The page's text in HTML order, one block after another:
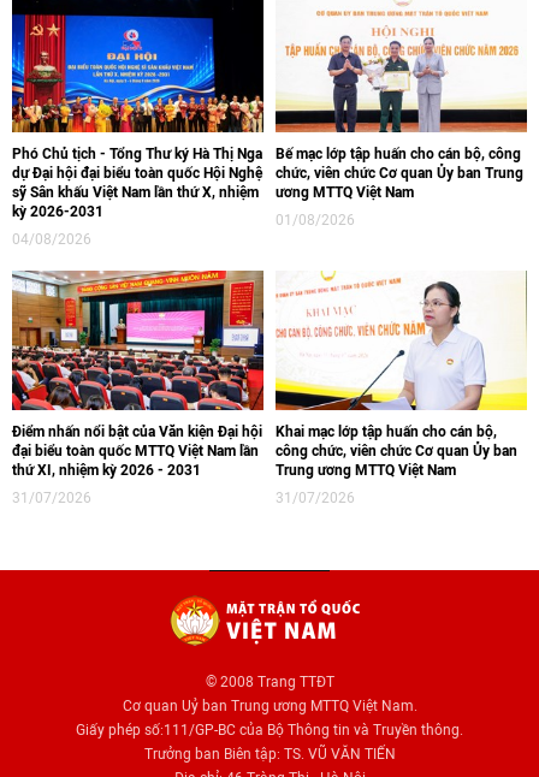
Phó Chủ tịch - Tổng Thư ký Hà Thị Nga
dự Đại hội đại biểu toàn quốc Hội Nghệ
sỹ Sân khấu Việt Nam lần thứ X, nhiệm
kỳ 2026-2031
04/08/2026
Bế mạc lớp tập huấn cho cán bộ, công
chức, viên chức Cơ quan Ủy ban Trung
ương MTTQ Việt Nam
01/08/2026
Điểm nhấn nổi bật của Văn kiện Đại hội
đại biểu toàn quốc MTTQ Việt Nam lần
thứ XI, nhiệm kỳ 2026 - 2031
31/07/2026
Khai mạc lớp tập huấn cho cán bộ,
công chức, viên chức Cơ quan Ủy ban
Trung ương MTTQ Việt Nam
31/07/2026
© 2008 Trang TTĐT
Cơ quan Uỷ ban Trung ương MTTQ Việt Nam.
Giấy phép số:111/GP-BC của Bộ Thông tin và Truyền thông.
Trưởng ban Biên tập: TS. VŨ VĂN TIẾN